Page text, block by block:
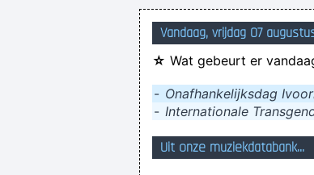
...waarmede ik wil
Vandaag, vrijdag 07
☆ Wat gebeurt er
- Onafhankelijksdag
- Internationale
Uit onze muziekdatabank...